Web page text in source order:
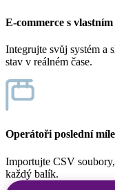
E-commerce s
Integrujte svůj systém a
stav v reálném čase.
Operátoři poslední míle
Importujte CSV
každý balík.